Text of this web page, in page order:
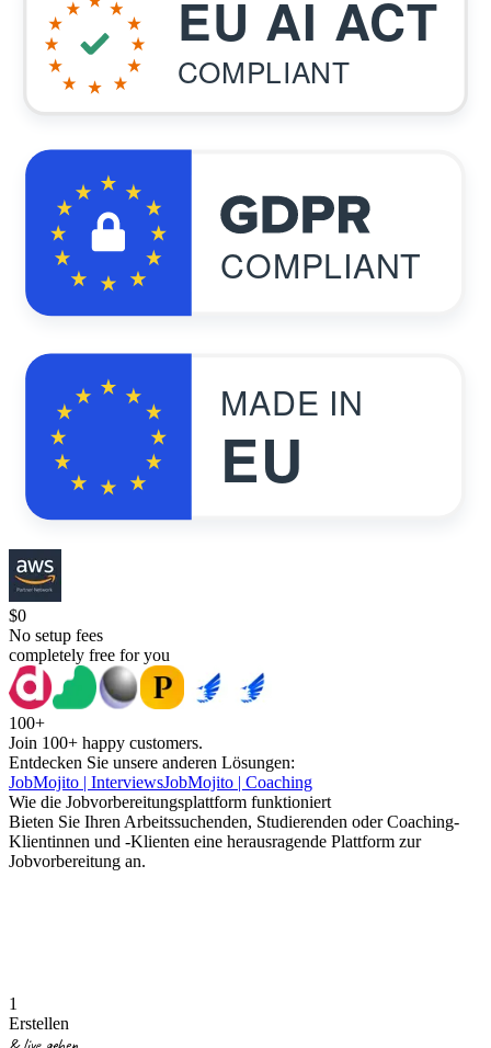
EU AI ACT
COMPLIANT
COMPLIANT
MADE IN
EU
$0
No setup fees
completely free for you
100+
Join 100+ happy customers.
Entdecken Sie unsere anderen Lösungen:
JobMojito | InterviewsJobMojito | Coaching
Wie die Jobvorbereitungsplattform funktioniert
Bieten Sie Ihren Arbeitssuchenden, Studierenden oder Coaching-
Klientinnen und -Klienten eine herausragende Plattform zur
Jobvorbereitung an.
1
Erstellen